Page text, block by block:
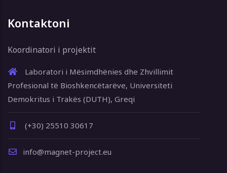
Kontaktoni
Koordinatori i projektit
Laboratori i Mësimdhënies dhe Zhvillimit
Profesional të Bioshkencëtarëve, Universiteti
Demokritus i Trakës (DUTH), Greqi
(+30) 25510 30617
info@magnet-project.eu